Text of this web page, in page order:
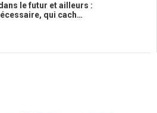
le futur et ailleurs :
qui cach…